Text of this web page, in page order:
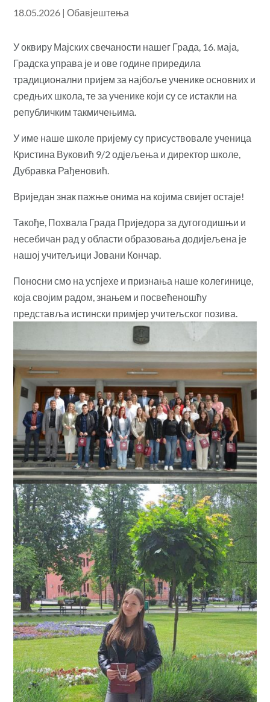
18.05.2026 |Обавјештења
У оквиру Мајских свечаности нашег Града, 16. маја,
Градска управа је и ове године приредила
традиционални пријем за најбоље ученике основних и
средњих школа, те за ученике који су се истакли на
републичким такмичењима.
У име наше школе пријему су присуствовале ученица
Кристина Вуковић 9/2 одјељења и директор школе,
Дубравка Рађеновић.
Вриједан знак пажње онима на којима свијет остаје!
Такође, Похвала Града Приједора за дугогодишњи и
несебичан рад у области образовања додијељена је
нашој учитељици Јовани Кончар.
Поносни смо на успјехе и признања наше колегинице,
која својим радом, знањем и посвећеношћу
представља истински примјер учитељског позива.